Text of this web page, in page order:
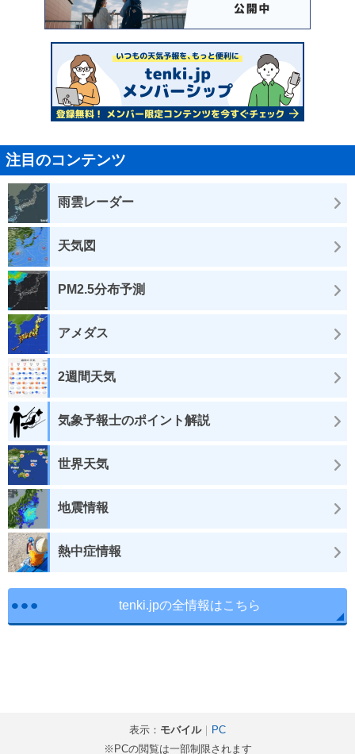
注目のコンテンツ
雨雲レーダー
天気図
PM2.5分布予測
アメダス
2週間天気
気象予報士のポイント解説
世界天気
地震情報
熱中症情報
tenki.jpの全情報はこちら
表示： モバイル｜ PC
※PCの閲覧は一部制限されます